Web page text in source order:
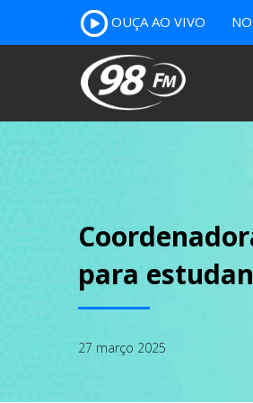
OUÇA AO VIVO
para
27 março 2025